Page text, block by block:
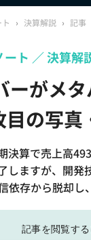
› 決算解説 › 記事
ーがメ
の写真
決算で売上高
しますが、開
依存から脱却し
ート 決算解
記事を閲覧す